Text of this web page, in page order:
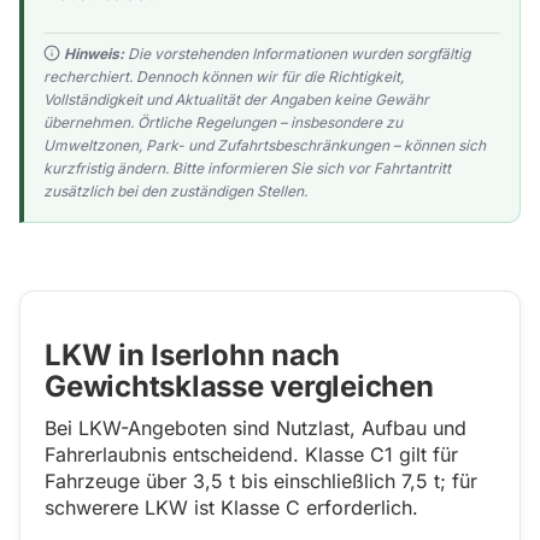
Hinweis:Die vorstehenden Informationen wurden sorgfältig
recherchiert. Dennoch können wir für die Richtigkeit,
Vollständigkeit und Aktualität der Angaben keine Gewähr
übernehmen. Örtliche Regelungen – insbesondere zu
Umweltzonen, Park- und Zufahrtsbeschränkungen – können sich
kurzfristig ändern. Bitte informieren Sie sich vor Fahrtantritt
zusätzlich bei den zuständigen Stellen.
LKW in Iserlohn nach
Gewichtsklasse vergleichen
Bei LKW-Angeboten sind Nutzlast, Aufbau und
Fahrerlaubnis entscheidend. Klasse C1 gilt für
Fahrzeuge über 3,5 t bis einschließlich 7,5 t; für
schwerere LKW ist Klasse C erforderlich.